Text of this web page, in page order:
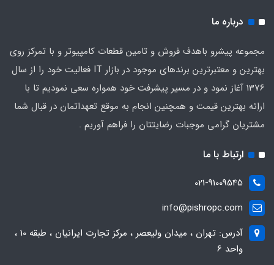
درباره ما
مجموعه پیشرو باهدف فروش و تامین قطعات کامپیوتر و با تمرکز روی
بهترین و معتبرترین برندهای موجود در بازار IT فعالیت خود را از سال
1376 آغاز نمود و در مسیر پیشرفت خود همواره سعی نمودیم تا با
اراِئه بهترین قیمت و همچنین انجام به موقع تعهداتمان در قبال شما
مشتریان گرامی موجبات رضایتتان را فراهم آوریم .
ارتباط با ما
021-91009545
info@pishropc.com
آدرس: تهران ، میدان ولیعصر ، مرکز تجارت ایرانیان ، طبقه 10 ،
واحد 6